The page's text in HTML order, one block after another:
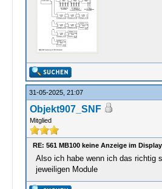
31-05-2025, 21:07
Objekt907_SNF
Mitglied
RE: 561 MB100 keine Anzeige im Display
Also ich habe wenn ich das richtig
jeweiligen Module